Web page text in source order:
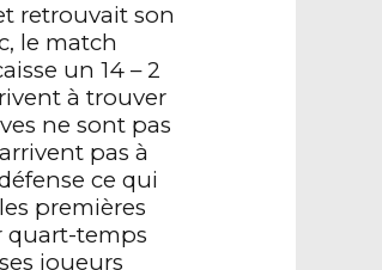
retrouvait son
le match
un 14 – 2
à trouver
ne sont pas
pas à
ce qui
premières
quart-temps
joueurs